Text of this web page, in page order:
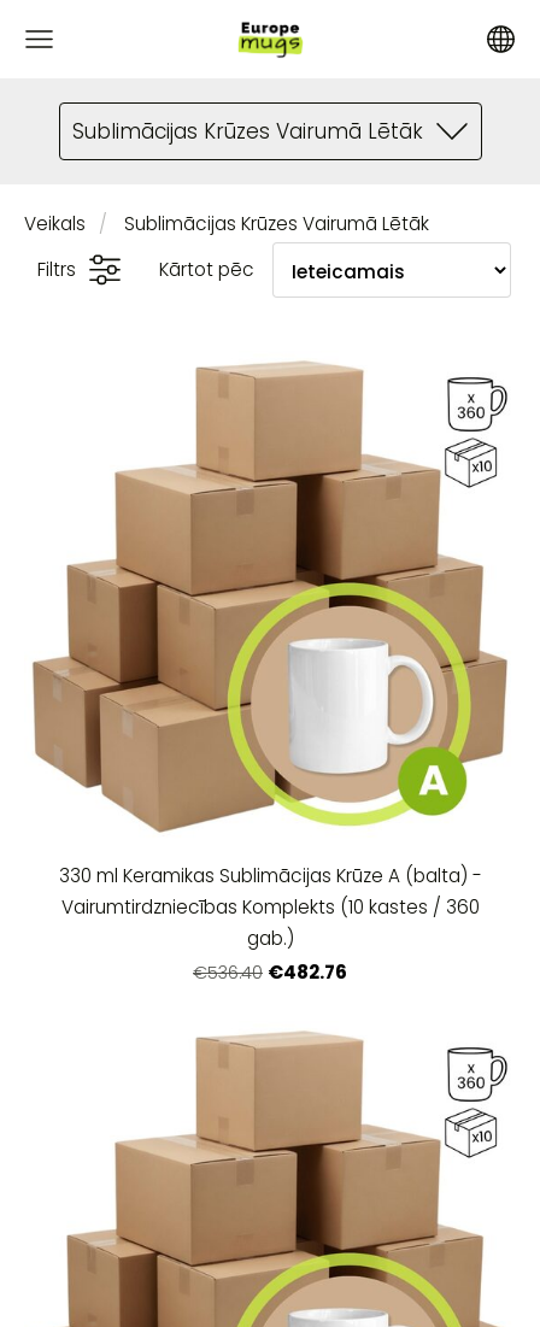
Sublimācijas Krūzes Vairumā Lētāk
Veikals
Sublimācijas Krūzes Vairumā Lētāk
Filtrs
Kārtot pēc
330 ml Keramikas Sublimācijas Krūze A (balta) -
Vairumtirdzniecības Komplekts (10 kastes / 360
gab.)
€536.40 €482.76